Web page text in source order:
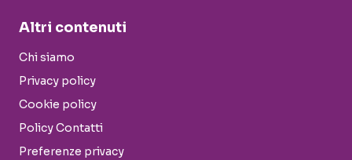
Altri contenuti
Chi siamo
Privacy policy
Cookie policy
Policy Contatti
Preferenze privacy